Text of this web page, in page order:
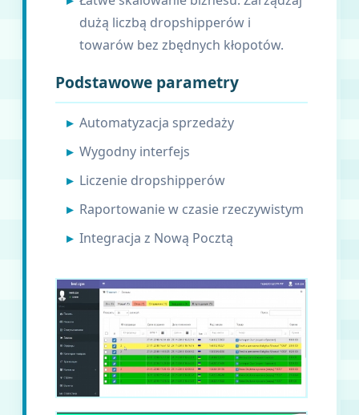
dużą liczbą dropshipperów i
towarów bez zbędnych kłopotów.
Podstawowe parametry
Automatyzacja sprzedaży
Wygodny interfejs
Liczenie dropshipperów
Raportowanie w czasie rzeczywistym
Integracja z Nową Pocztą